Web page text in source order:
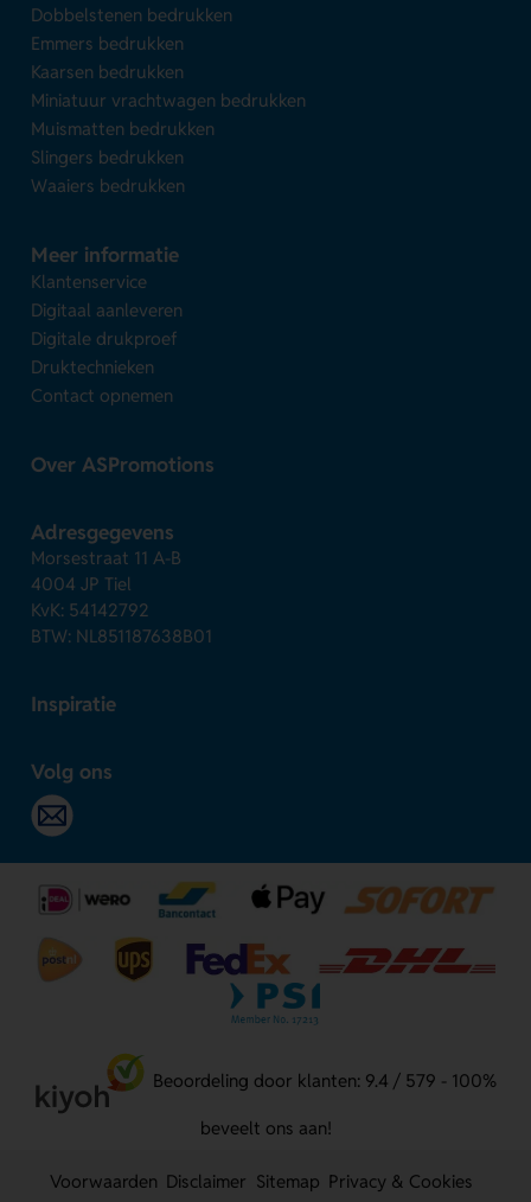
Dobbelstenen bedrukken
Emmers bedrukken
Kaarsen bedrukken
Miniatuur vrachtwagen bedrukken
Muismatten bedrukken
Slingers bedrukken
Waaiers bedrukken
Meer informatie
Klantenservice
Digitaal aanleveren
Digitale drukproef
Druktechnieken
Contact opnemen
Over ASPromotions
Adresgegevens
Morsestraat 11 A-B
4004 JP Tiel
KvK: 54142792
BTW: NL851187638B01
Inspiratie
Volg ons
Beoordeling door klanten: 9.4 / 579 - 100%
beveelt ons aan!
Voorwaarden Disclaimer Sitemap Privacy & Cookies